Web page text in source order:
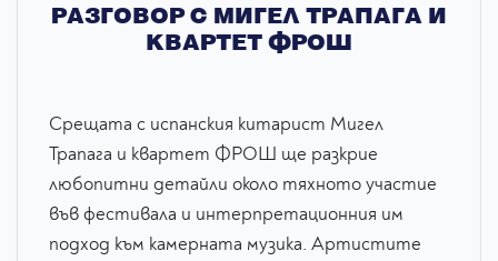
РАЗГОВОР С МИГЕЛ ТРАПАГА И
КВАРТЕТ ФРОШ
Срещата с испанския китарист Мигел
Трапага и квартет ФРОШ ще разкрие
любопитни детайли около тяхното участие
във фестивала и интерпретационния им
подход към камерната музика. Артистите